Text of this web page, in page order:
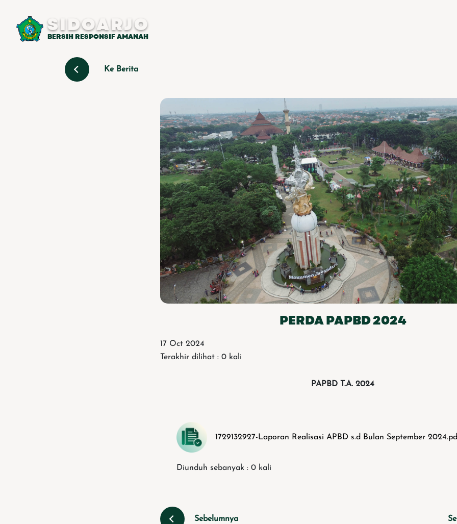
SIDOARJO
BERSIH RESPONSIF AMANAH
Ke Berita
PERDA PAPBD 2024
17 Oct 2024
Terakhir dilihat : 0 kali
PAPBD T.A. 2024
1729132927-Laporan Realisasi APBD s.d Bulan September
Diunduh sebanyak : 0 kali
Sebelumnya